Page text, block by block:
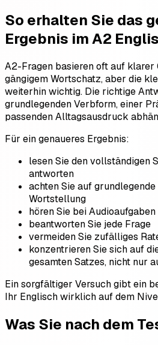
So erhalten Sie das
Ergebnis im A2
A2-Fragen basieren oft auf klarer
gängigem Wortschatz, aber die
weiterhin wichtig. Die richtige
grundlegenden Verbform, einer
passenden Alltagsausdruck
Für ein genaueres Ergebnis:
lesen Sie den vollständigen
antworten
achten Sie auf
Wortstellung
hören Sie bei
beantworten Sie jede Frage
vermeiden Sie zufälliges
konzentrieren Sie sich auf
gesamten Satzes, nicht nur
Ein sorgfältiger Versuch gibt ein
Ihr Englisch wirklich auf dem
Was Sie nach dem